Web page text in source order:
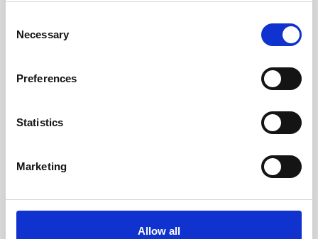
Selection
Necessary
Preferences
Statistics
Marketing
Allow all
BEZPIECZNIE
ZAPAKOWANE
Każda pojedyncza część jest